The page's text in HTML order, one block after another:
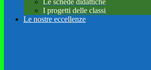
Le schede didattiche
I progetti delle classi
Le nostre eccellenze